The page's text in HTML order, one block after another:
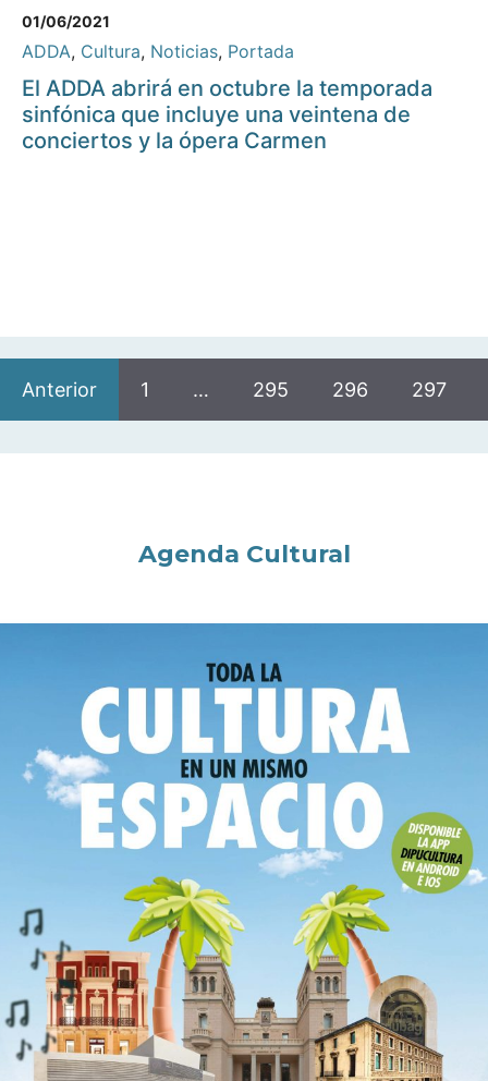
01/06/2021
ADDA, Cultura, Noticias, Portada
El ADDA abrirá en octubre la temporada
sinfónica que incluye una veintena de
conciertos y la ópera Carmen
Anterior 1 … 295 296 297
Agenda Cultural